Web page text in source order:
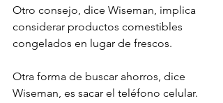
Otro consejo, dice Wiseman, implica
considerar productos comestibles
congelados en lugar de frescos.
Otra forma de buscar ahorros, dice
Wiseman, es sacar el teléfono celular.